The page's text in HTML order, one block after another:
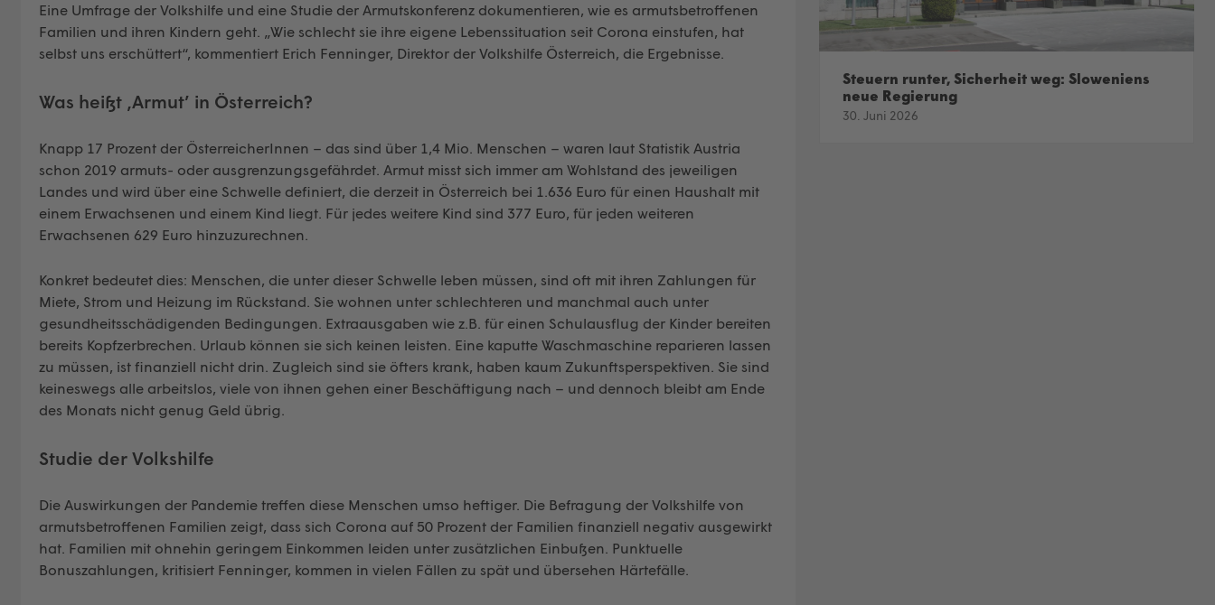
Eine Umfrage der Volkshilfe und eine Studie der Armutskonferenz dokumentieren, wie es armutsbetroffenen
Familien und ihren Kindern geht. „Wie schlecht sie ihre eigene Lebenssituation seit Corona einstufen, hat
selbst uns erschüttert“, kommentiert Erich Fenninger, Direktor der Volkshilfe Österreich, die Ergebnisse.
Was heißt ‚Armut’ in Österreich?
Knapp 17 Prozent der ÖsterreicherInnen – das sind über 1,4 Mio. Menschen – waren laut Statistik Austria
schon 2019 armuts- oder ausgrenzungsgefährdet. Armut misst sich immer am Wohlstand des jeweiligen
Landes und wird über eine Schwelle definiert, die derzeit in Österreich bei 1.636 Euro für einen Haushalt mit
einem Erwachsenen und einem Kind liegt. Für jedes weitere Kind sind 377 Euro, für jeden weiteren
Erwachsenen 629 Euro hinzuzurechnen.
Konkret bedeutet dies: Menschen, die unter dieser Schwelle leben müssen, sind oft mit ihren Zahlungen für
Miete, Strom und Heizung im Rückstand. Sie wohnen unter schlechteren und manchmal auch unter
gesundheitsschädigenden Bedingungen. Extraausgaben wie z.B. für einen Schulausflug der Kinder bereiten
bereits Kopfzerbrechen. Urlaub können sie sich keinen leisten. Eine kaputte Waschmaschine reparieren lassen
zu müssen, ist finanziell nicht drin. Zugleich sind sie öfters krank, haben kaum Zukunftsperspektiven. Sie sind
keineswegs alle arbeitslos, viele von ihnen gehen einer Beschäftigung nach – und dennoch bleibt am Ende
des Monats nicht genug Geld übrig.
Studie der Volkshilfe
Die Auswirkungen der Pandemie treffen diese Menschen umso heftiger. Die Befragung der Volkshilfe von
armutsbetroffenen Familien zeigt, dass sich Corona auf 50 Prozent der Familien finanziell negativ ausgewirkt
hat. Familien mit ohnehin geringem Einkommen leiden unter zusätzlichen Einbußen. Punktuelle
Bonuszahlungen, kritisiert Fenninger, kommen in vielen Fällen zu spät und übersehen Härtefälle.
Steuern runter, Sicherheit weg: Sloweniens
neue Regierung
30. Juni 2026